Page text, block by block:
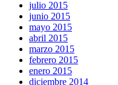
julio 2015
junio 2015
mayo 2015
abril 2015
marzo 2015
febrero 2015
enero 2015
diciembre 2014